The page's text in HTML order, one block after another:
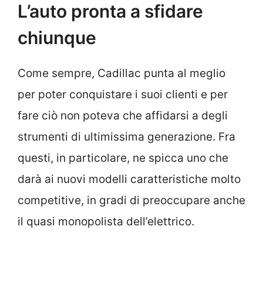
L’auto pronta a sfidare
chiunque
Come sempre, Cadillac punta al meglio
per poter conquistare i suoi clienti e per
fare ciò non poteva che affidarsi a degli
strumenti di ultimissima generazione. Fra
questi, in particolare, ne spicca uno che
darà ai nuovi modelli caratteristiche molto
competitive, in gradi di preoccupare anche
il quasi monopolista dell’elettrico.